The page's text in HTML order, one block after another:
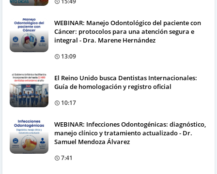
WEBINAR: Manejo Odontológico del paciente con
Cáncer: protocolos para una atención segura e
integral - Dra. Marene Hernández
13:09
El Reino Unido busca Dentistas Internacionales:
Guía de homologación y registro oficial
10:17
WEBINAR: Infecciones Odontogénicas: diagnóstico,
manejo clínico y tratamiento actualizado - Dr.
Samuel Mendoza Álvarez
7:41